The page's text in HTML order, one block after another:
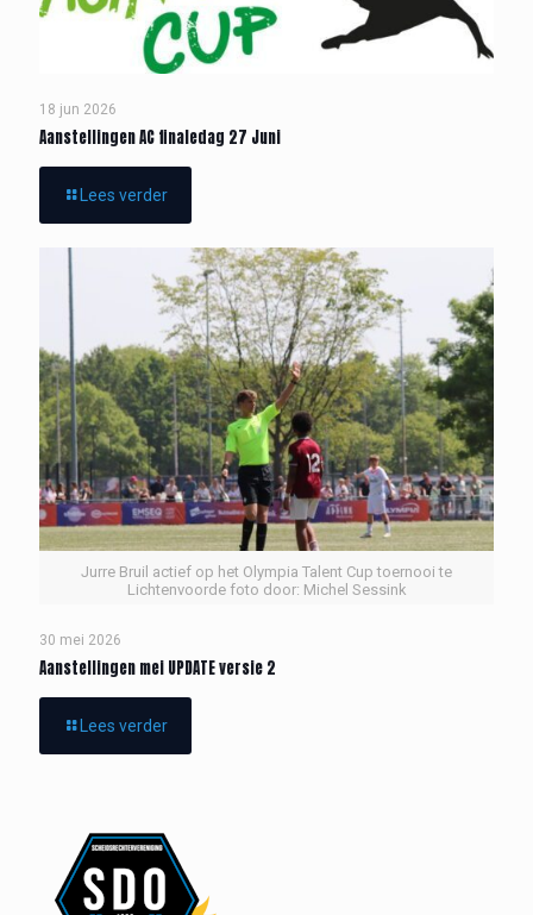
18 jun 2026
Aanstellingen AC finaledag 27 Juni
Lees verder
Jurre Bruil actief op het Olympia Talent Cup toernooi te
Lichtenvoorde foto door: Michel Sessink
30 mei 2026
Aanstellingen mei UPDATE versie 2
Lees verder